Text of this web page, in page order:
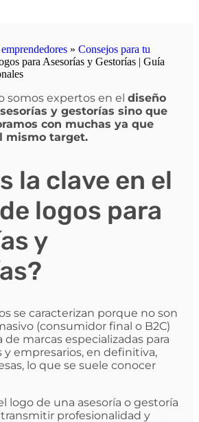
» Consejos para tu
para Asesorías y Gestorías | Guía
somos expertos en el diseño
y gestorías sino que
con muchas ya que
mismo target.
la clave en el
logos para
y
se caracterizan porque no son
(consumidor final o B2C)
marcas especializadas para
empresarios, en definitiva,
lo que se suele conocer
logo de una asesoría o gestoría
profesionalidad y